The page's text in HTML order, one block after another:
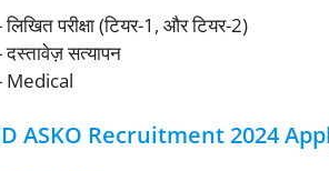
लिखित परीक्षा (टियर-1, और टियर-2)
सत्यापन
Medical
ASKO Recruitment 2024